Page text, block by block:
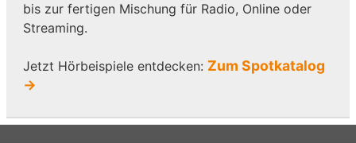
bis zur fertigen Mischung für Radio, Online oder
Streaming.
Jetzt Hörbeispiele entdecken: Zum Spotkatalog
→